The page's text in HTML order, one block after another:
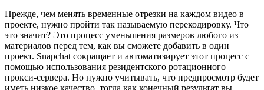
Прежде, чем менять временные отрезки на каждом видео в
проекте, нужно пройти так называемую перекодировку. Что
это значит? Это процесс уменьшения размеров любого из
материалов перед тем, как вы сможете добавить в один
проект. Snapchat сокращает и автоматизирует этот процесс с
помощью использования резидентского ротационного
прокси-сервера. Но нужно учитывать, что предпросмотр будет